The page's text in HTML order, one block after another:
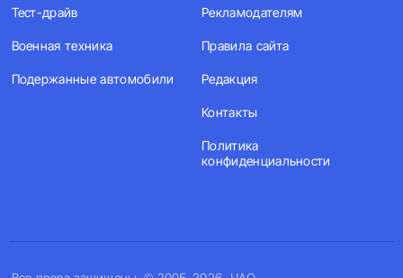
Тест-драйв
Военная техника
Подержанные автомобили
Рекламодателям
Правила сайта
Редакция
Контакты
Политика
конфиденциальности